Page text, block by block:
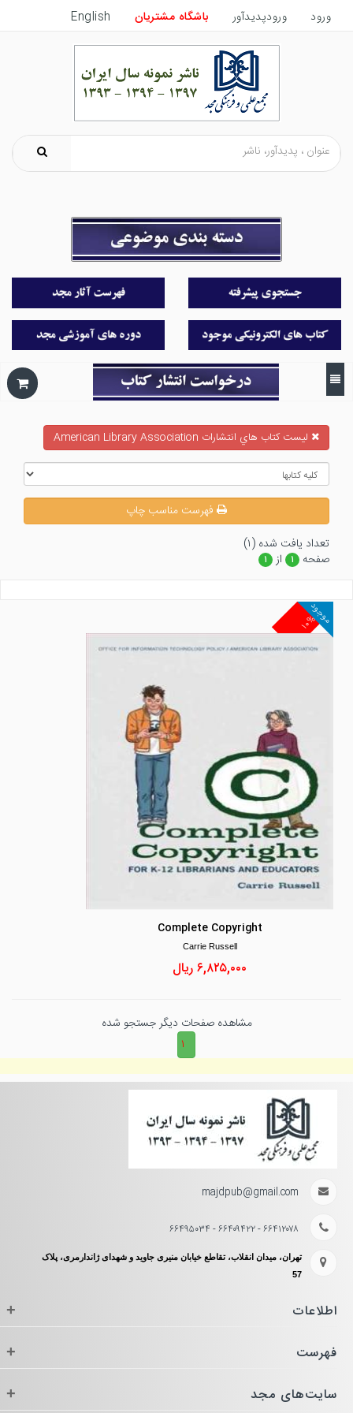
ورود ورودپدیدآور باشگاه مشتریان English
ليست كتاب هاي انتشارات American Library Association
فهرست مناسب چاپ
تعداد يافت شده (۱)
صفحه
۱ از ۱
۱۰%
موجود
Complete Copyright
Carrie Russell
۶,۸۲۵,۰۰۰ریال
مشاهده صفحات دیگر جستجو شده
۱
majdpub@gmail.com
۶۶۴۱۲۰۷۸ - ۶۶۴۰۹۴۲۲ - ۶۶۴۹۵۰۳۴
تهران، میدان انقلاب، تقاطع خیابان منیری جاوید و شهدای ژاندارمری، پلاک
57
اطلاعات +
فهرست +
سایت‌های مجد +